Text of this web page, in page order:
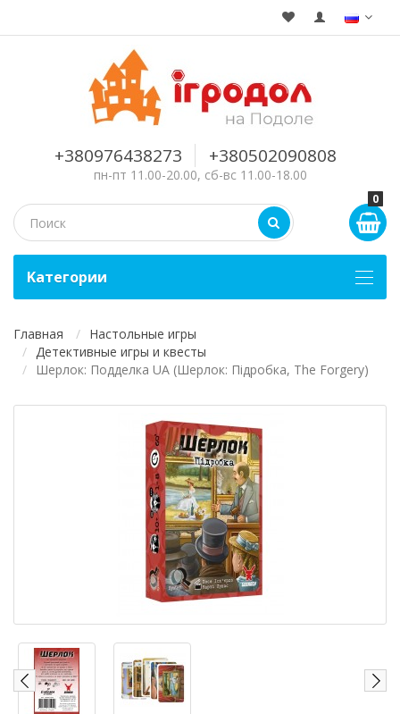
+380976438273 +380502090808
пн-пт 11.00-20.00, сб-вс 11.00-18.00
0
Kатегории
Главная
Настольные игры
Детективные игры и квесты
Шерлок: Подделка UA (Шерлок: Підробка, The Forgery)